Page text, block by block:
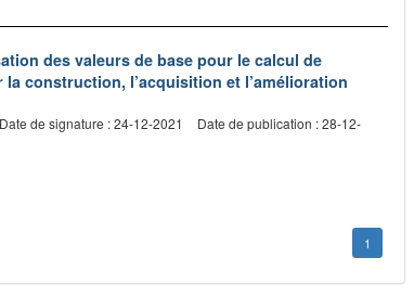
des valeurs de base pour le calcul de
construction, l’acquisition et l’amélioration
Date de signature : 24-12-2021
Date de publication : 28-12-
1